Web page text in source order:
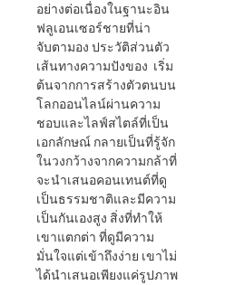
อย่างต่อเนื่องในฐานะอิน
ฟลูเอนเซอร์ชายที่น่า
จับตามอง ประวัติส่วนตัว
เส้นทางความปังของ เริ่ม
ต้นจากการสร้างตัวตนบน
โลกออนไลน์ผ่านความ
ชอบและไลฟ์สไตล์ที่เป็น
เอกลักษณ์ กลายเป็นที่รู้จัก
ในวงกว้างจากความกล้าที่
จะนำเสนอคอนเทนต์ที่ดู
เป็นธรรมชาติและมีความ
เป็นกันเองสูง สิ่งที่ทำให้
เขาแตกต่า ที่ดูมีความ
มั่นใจแต่เข้าถึงง่าย เขาไม่
ได้นำเสนอเพียงแค่รูปภาพ